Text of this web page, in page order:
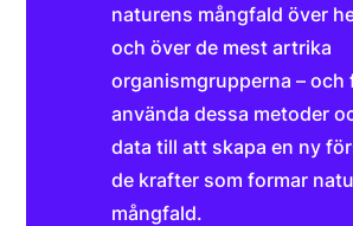
naturens mångfald över
och över de mest artrika
organismgrupperna – och
använda dessa metoder
data till att skapa en ny
de krafter som formar
mångfald.